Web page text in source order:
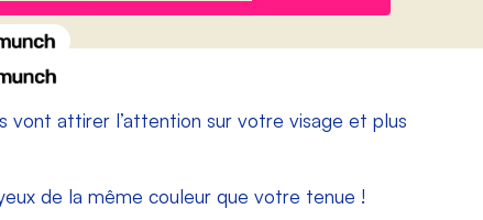
vont attirer l’attention sur votre visage et plus
de la même couleur que votre tenue !